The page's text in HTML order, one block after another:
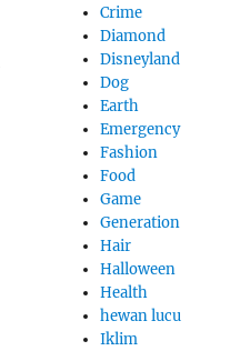
Crime
Diamond
Disneyland
Dog
Earth
Emergency
Fashion
Food
Game
Generation
Hair
Halloween
Health
hewan lucu
Iklim